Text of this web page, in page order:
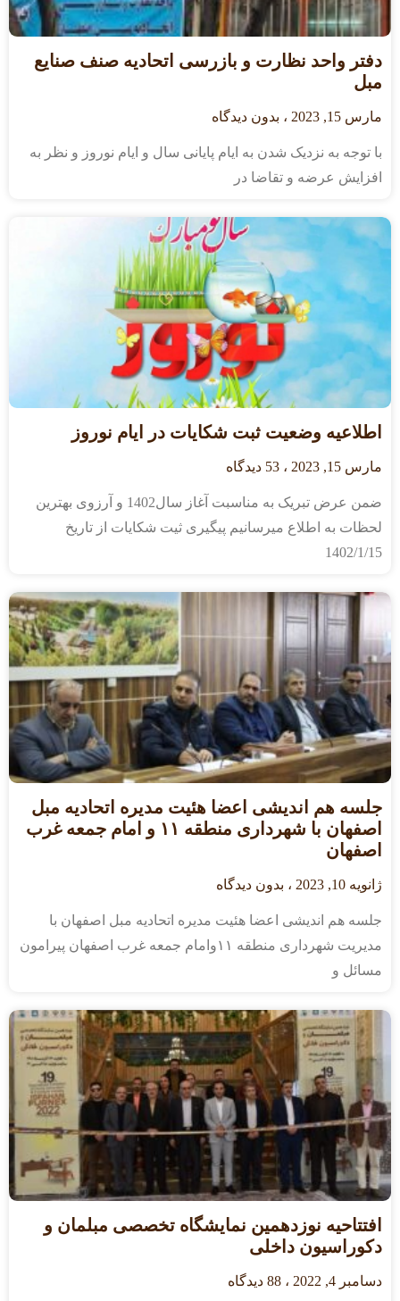
دفتر واحد نظارت و بازرسی اتحادیه صنف صنایع
مبل
مارس 15, 2023 بدون دیدگاه
با توجه به نزدیک شدن به ایام پایانی سال و ایام نوروز و نظر به
افزایش عرضه و تقاضا در
اطلاعیه وضعیت ثبت شکایات در ایام نوروز
مارس 15, 2023 53 دیدگاه
ضمن عرض تبریک به مناسبت آغاز سال1402 و آرزوی بهترین
لحظات به اطلاع میرسانیم پیگیری ثیت شکایات از تاریخ
1402/1/15
جلسه هم اندیشی اعضا هئیت مدیره اتحادیه مبل
اصفهان با شهرداری منطقه ۱۱ و امام جمعه غرب
اصفهان
ژانویه 10, 2023 بدون دیدگاه
جلسه هم اندیشی اعضا هئیت مدیره اتحادیه مبل اصفهان با
مدیریت شهرداری منطقه ۱۱وامام جمعه غرب اصفهان پیرامون
مسائل و
افتتاحیه نوزدهمین نمایشگاه‌ تخصصی مبلمان و
دکوراسیون داخلی
دسامبر 4, 2022 88 دیدگاه